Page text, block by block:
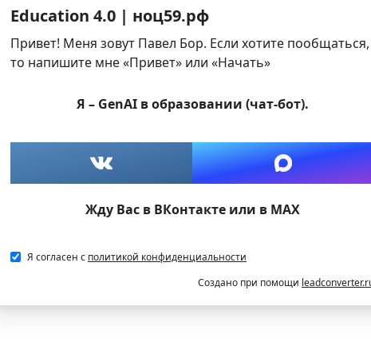
Education 4.0 | ноц59.рф
Привет! Меня зовут Павел Бор. Если хотите пообщаться,
то напишите мне «Привет» или «Начать»
Я – GenAI в образовании (чат-бот).
Жду Вас в ВКонтакте или в МАХ
Я согласен с политикой конфиденциальности
Создано при помощи